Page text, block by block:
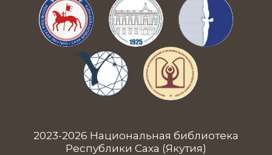
2023-2026 Национальная библиотека
Республики Саха (Якутия)